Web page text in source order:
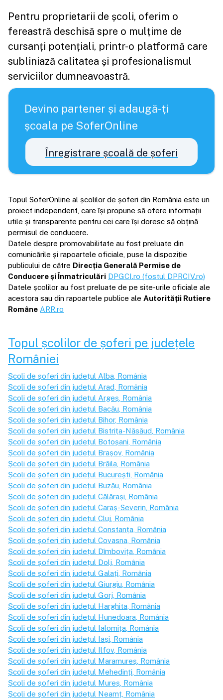
Pentru proprietarii de școli, oferim o
fereastră deschisă spre o mulțime de
cursanți potențiali, printr-o platformă care
subliniază calitatea și profesionalismul
serviciilor dumneavoastră.
Devino partener și adaugă-ți
școala pe SoferOnline
Înregistrare școală de șoferi
Topul SoferOnline al școlilor de șoferi din România este un
proiect independent, care își propune să ofere informații
utile și transparente pentru cei care își doresc să obțină
permisul de conducere.
Datele despre promovabilitate au fost preluate din
comunicările și rapoartele oficiale, puse la dispoziție
publicului de către Direcția Generală Permise de
Conducere și Înmatriculări DPGCI.ro (fostul DPRCIV.ro)
Datele școlilor au fost preluate de pe site-urile oficiale ale
acestora sau din rapoartele publice ale Autorității Rutiere
Române ARR.ro
Topul școlilor de șoferi pe județele
României
Școli de șoferi din județul Alba , România
Școli de șoferi din județul Arad , România
Școli de șoferi din județul Argeș , România
Școli de șoferi din județul Bacău , România
Școli de șoferi din județul Bihor, România
Școli de șoferi din județul Bistrița-Năsăud , România
Școli de șoferi din județul Botoșani , România
Școli de șoferi din județul Brașov , România
Școli de șoferi din județul Brăila , România
Școli de șoferi din județul București , România
Școli de șoferi din județul Buzău , România
Școli de șoferi din județul Călărași , România
Școli de șoferi din județul Caraș-Severin , România
Școli de șoferi din județul Cluj , România
Școli de șoferi din județul Constanța , România
Școli de șoferi din județul Covasna , România
Școli de șoferi din județul Dîmbovița , România
Școli de șoferi din județul Dolj , România
Școli de șoferi din județul Galați , România
Școli de șoferi din județul Giurgiu , România
Școli de șoferi din județul Gorj , România
Școli de șoferi din județul Harghita , România
Școli de șoferi din județul Hunedoara , România
Școli de șoferi din județul Ialomița , România
Școli de șoferi din județul Iași , România
Școli de șoferi din județul Ilfov , România
Școli de șoferi din județul Maramureș , România
Școli de șoferi din județul Mehedinți , România
Școli de șoferi din județul Mureș , România
Școli de șoferi din județul Neamț , România